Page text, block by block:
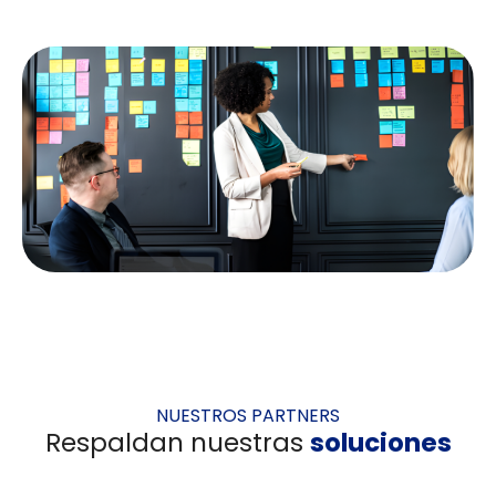
NUESTROS PARTNERS
Respaldan nuestras soluciones